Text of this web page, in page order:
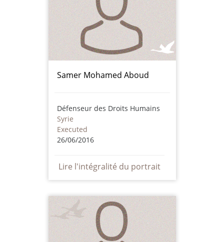
Samer Mohamed Aboud
Défenseur des Droits Humains
Syrie
Executed
26/06/2016
Lire l'intégralité du portrait